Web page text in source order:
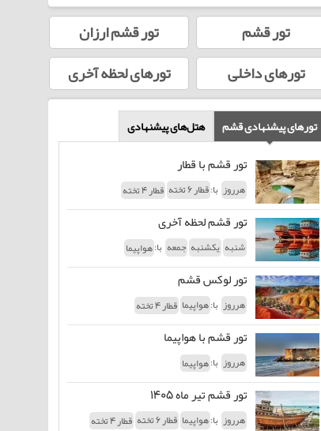
تور قشم
تور قشم ارزان
تورهای داخلی
تورهای لحظه‌ آخری
تورهای پیشنهادی قشم هتل‌های پیشنهادی
تور قشم با قطار
هرروز با:قطار 6 تخته قطار 4 تخته
تور قشم لحظه آخری
شنبه یکشنبه جمعه با:هواپیما
تور لوکس قشم
هرروز با:هواپیما قطار 4 تخته
تور قشم با هواپیما
هرروز با:هواپیما
تور قشم تیر ماه 1405
هرروز با:هواپیما قطار 6 تخته قطار 4 تخته